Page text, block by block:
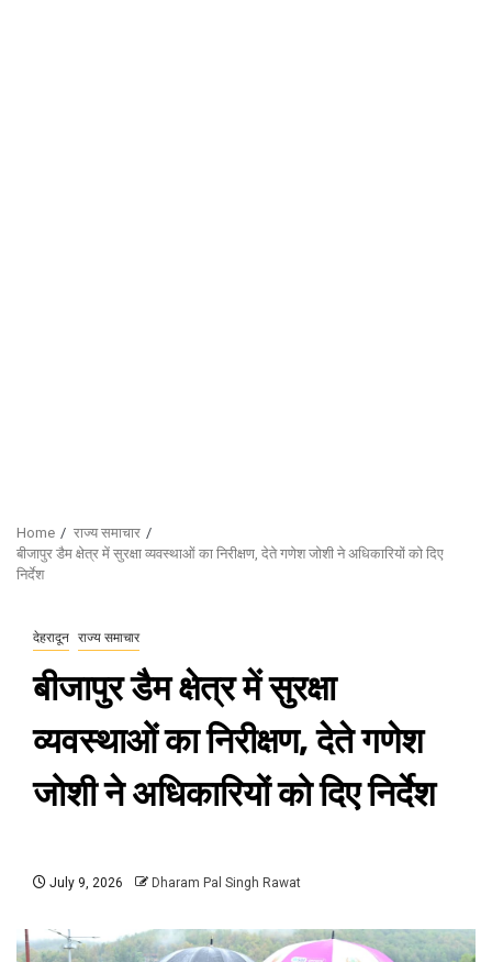
Home
राज्य समाचार
बीजापुर डैम क्षेत्र में सुरक्षा व्यवस्थाओं का निरीक्षण, देते गणेश जोशी ने अधिकारियों को दिए
निर्देश
देहरादून राज्य समाचार
बीजापुर डैम क्षेत्र में सुरक्षा
व्यवस्थाओं का निरीक्षण, देते गणेश
जोशी ने अधिकारियों को दिए निर्देश
July 9, 2026 Dharam Pal Singh Rawat